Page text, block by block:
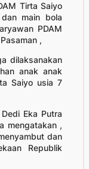
Tirta Saiyo
main bola
PDAM
,
dilaksanakan
anak anak
Saiyo usia 7
Eka Putra
mengatakan ,
dan
Republik